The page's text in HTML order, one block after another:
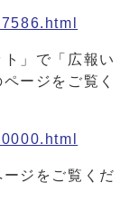
」で「広報い
ージをご覧く
ジをご覧くだ